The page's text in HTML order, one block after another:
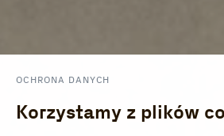
OCHRONA DANYCH
Korzystamy z plików